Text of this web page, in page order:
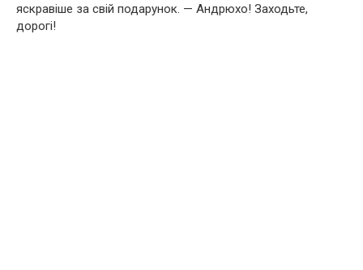
яскравіше за свій подарунок. — Андрюхо! Заходьте,
дорогі!